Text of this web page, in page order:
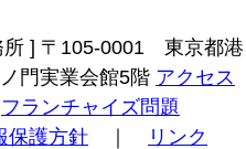
所 ] 〒105-0001 東京都港
門実業会館5階 アクセス
フランチャイズ問題
保護方針 リンク